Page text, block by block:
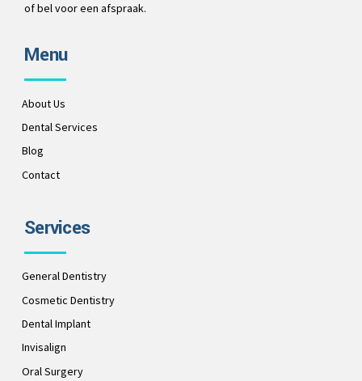
of bel voor een afspraak.
Menu
About Us
Dental Services
Blog
Contact
Services
General Dentistry
Cosmetic Dentistry
Dental Implant
Invisalign
Oral Surgery